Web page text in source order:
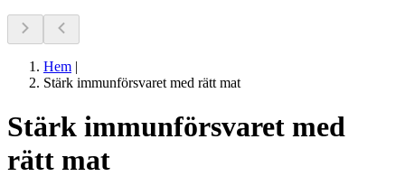
Hem |
Stärk immunförsvaret med rätt mat
Stärk immunförsvaret med
rätt mat